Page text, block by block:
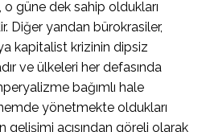
güne dek sahip oldukları
Diğer yandan bürokrasiler,
kapitalist krizinin dipsiz
ve ülkeleri her defasında
bağımlı hale
yönetmekte oldukları
gelişimi açısından göreli olarak